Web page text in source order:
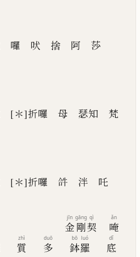
囉 吠 捨 阿
莎
[＊]折囉 母 瑟知
梵
[＊]折囉 𤙖 泮
吒
金
jīn
剛
gāng
契
qì
唵
ǎn
質
zhì
多
duō
鉢
bō
羅
luó
底
dǐ